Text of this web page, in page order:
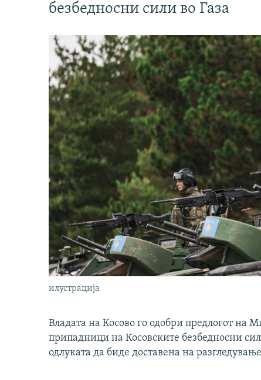
безбедносни сили во Газа
илустрација
Владата на Косово го одобри предлогот на
припадници на Косовските безбедносни
одлуката да биде доставена на